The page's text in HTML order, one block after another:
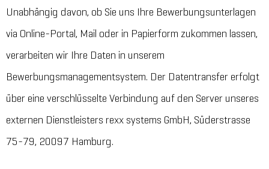
Unabhängig davon, ob Sie uns Ihre Bewerbungsunterlagen
via Online-Portal, Mail oder in Papierform zukommen lassen,
verarbeiten wir Ihre Daten in unserem
Bewerbungsmanagementsystem. Der Datentransfer erfolgt
über eine verschlüsselte Verbindung auf den Server unseres
externen Dienstleisters rexx systems GmbH, Süderstrasse
75-79, 20097 Hamburg.